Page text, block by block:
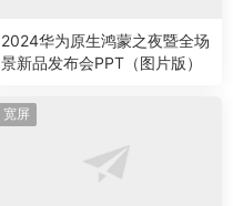
2024华为原生鸿蒙之夜暨全场
景新品发布会PPT（图片版）
宽屏